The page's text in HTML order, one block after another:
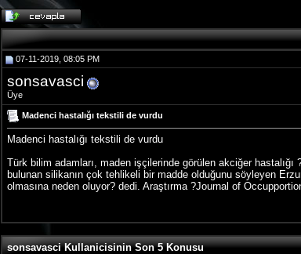
evooli
fethiye
escort
gaziantep
escort
escort
07-11-2019, 08:05 PM
sonsavasci
Üye
Madenci hastalığı tekstili de vurdu
Madenci hastalığı tekstili de vurdu
Türk bilim adamları, maden işçilerinde görülen akciğer
bulunan silikanın çok tehlikeli bir madde olduğunu söyleyen
olmasına neden oluyor? dedi. Araştırma ?Journal of
sonsavasci Kullanicisinin Son 5 Konusu